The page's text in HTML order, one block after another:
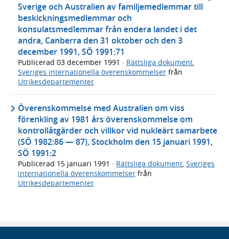
Sverige och Australien av familjemedlemmar till
beskickningsmedlemmar och
konsulatsmedlemmar från endera landet i det
andra, Canberra den 31 oktober och den 3
december 1991, SÖ 1991:71
Publicerad 03 december 1991 · Rättsliga dokument,
Sveriges internationella överenskommelser från
Utrikesdepartementet
Överenskommelse med Australien om viss
förenkling av 1981 års överenskommelse om
kontrollåtgärder och villkor vid nukleärt samarbete
(SÖ 1982:86 — 87), Stockholm den 15 januari 1991,
SÖ 1991:2
Publicerad 15 januari 1991 · Rättsliga dokument, Sveriges
internationella överenskommelser från
Utrikesdepartementet